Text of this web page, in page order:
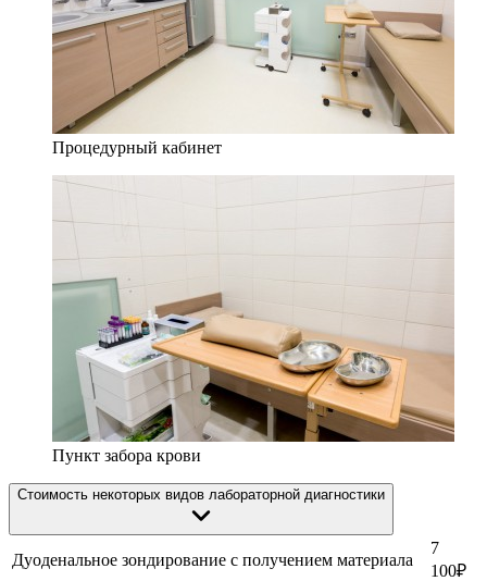
Процедурный кабинет
Пункт забора крови
Стоимость некоторых видов лабораторной диагностики
Дуоденальное зондирование с получением материала
7
100₽